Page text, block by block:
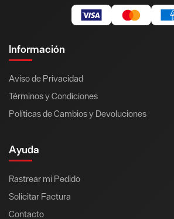
Información
Aviso de Privacidad
Términos y Condiciones
Políticas de Cambios y Devoluciones
Ayuda
Rastrear mi Pedido
Solicitar Factura
Contacto